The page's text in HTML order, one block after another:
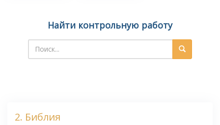
Найти контрольную работу
2. Библия